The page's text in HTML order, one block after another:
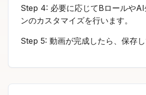
Step 4: 必要に応じてBロールやAI
ンのカスタマイズを行います。
Step 5: 動画が完成したら、保存し